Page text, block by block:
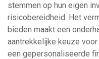
stemmen op hun eigen
risicobereidheid. Het
bieden maakt een
aantrekkelijke keuze
een gepersonaliseerde